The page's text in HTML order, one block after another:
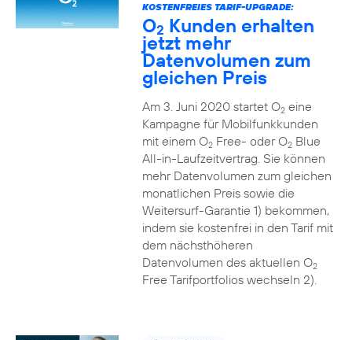
KOSTENFREIES TARIF-UPGRADE:
O2 Kunden erhalten
jetzt mehr
Datenvolumen zum
gleichen Preis
Am 3. Juni 2020 startet O2eine
Kampagne für Mobilfunkkunden
mit einem O2Free- oder O2Blue
All-in-Laufzeitvertrag. Sie können
mehr Datenvolumen zum gleichen
monatlichen Preis sowie die
Weitersurf-Garantie 1) bekommen,
indem sie kostenfrei in den Tarif mit
dem nächsthöheren
Datenvolumen des aktuellen O2
Free Tarifportfolios wechseln 2).